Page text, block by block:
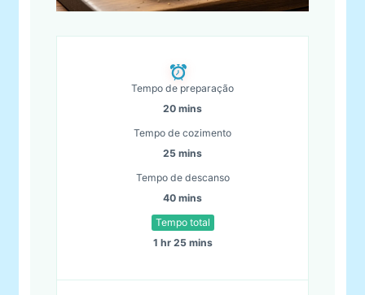
Tempo de preparação
20 mins
Tempo de cozimento
25 mins
Tempo de descanso
40 mins
Tempo total
1 hr 25 mins